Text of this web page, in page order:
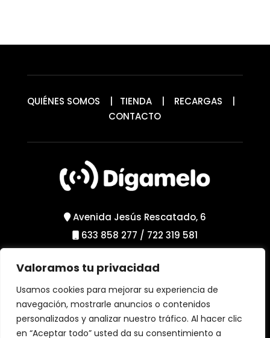
Valoramos tu privacidad
Usamos cookies para mejorar su experiencia de
navegación, mostrarle anuncios o contenidos
personalizados y analizar nuestro tráfico. Al hacer clic
en “Aceptar todo” usted da su consentimiento a
QUIÉNES SOMOS TIENDA RECARGAS
CONTACTO
Avenida Jesús Rescatado, 6
633 858 277 / 722 319 581
Política de Privacidad
Política de Cookies
Aviso Legal